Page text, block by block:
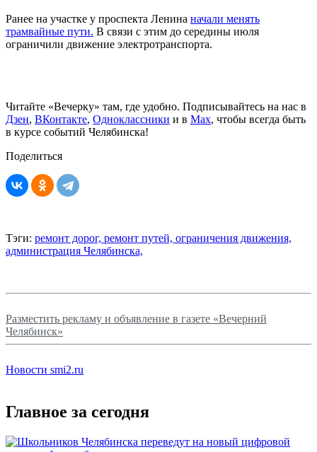
Ранее на участке у проспекта Ленина начали менять
трамвайные пути. В связи с этим до середины июля
ограничили движение электротранспорта.
Читайте «Вечерку» там, где удобно. Подписывайтесь на нас в
Дзен, ВКонтакте, Одноклассники и в Max, чтобы всегда быть
в курсе событий Челябинска!
Поделиться
Тэги: ремонт дорог, ремонт путей, ограничения движения,
администрация Челябинска,
Разместить рекламу и объявление в газете «Вечерний
Челябинск»
Новости smi2.ru
Главное за сегодня